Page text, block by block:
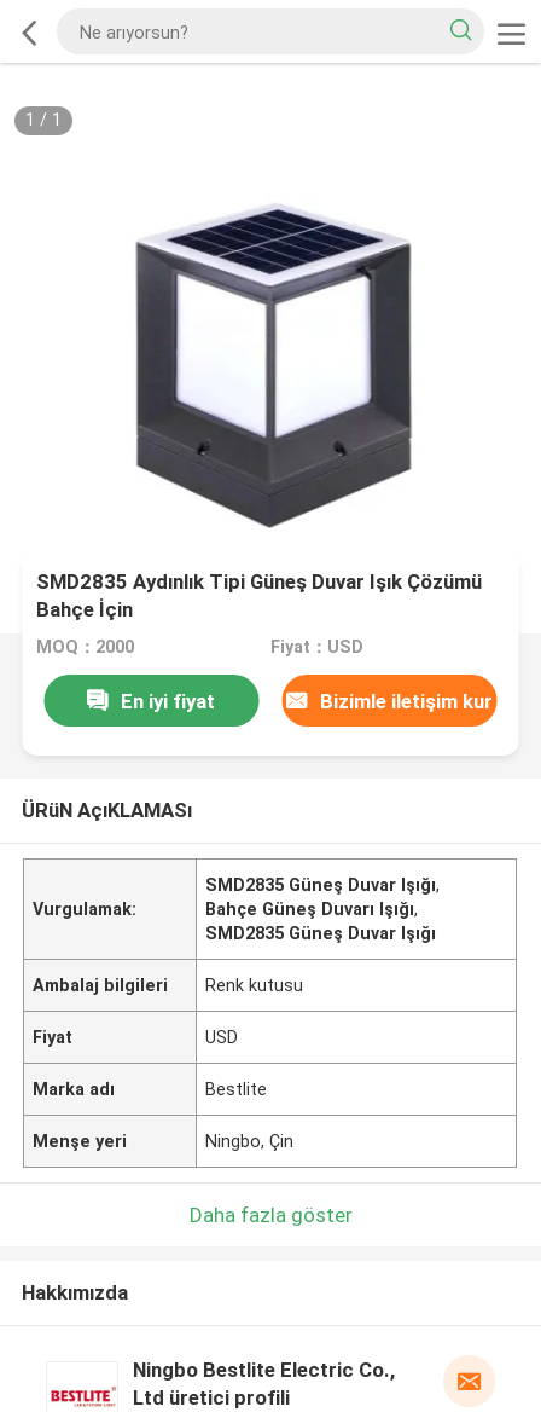
1 / 1
SMD2835 Aydınlık Tipi Güneş Duvar Işık Çözümü
Bahçe İçin
MOQ：2000 Fiyat：USD
En iyi fiyat Bizimle iletişim kur
ÜRüN AçıKLAMASı
Vurgulamak:
SMD2835 Güneş Duvar Işığı,
Bahçe Güneş Duvarı Işığı,
SMD2835 Güneş Duvar Işığı
Ambalaj bilgileri Renk kutusu
Fiyat USD
Marka adı Bestlite
Menşe yeri Ningbo, Çin
Daha fazla göster
Hakkımızda
Ningbo Bestlite Electric Co.,
Ltd üretici profili